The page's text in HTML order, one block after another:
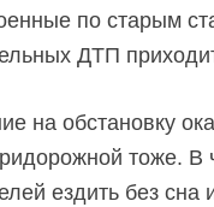
по старым
ДТП
на обстановку
тоже. В
ездить без сна